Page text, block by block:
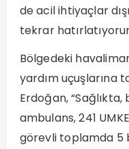
de acil ihtiyaçlar
tekrar
Bölgedeki
yardım uçuşlarına
Erdoğan, “Sağlıkta,
ambulans, 241
görevli toplamda 5